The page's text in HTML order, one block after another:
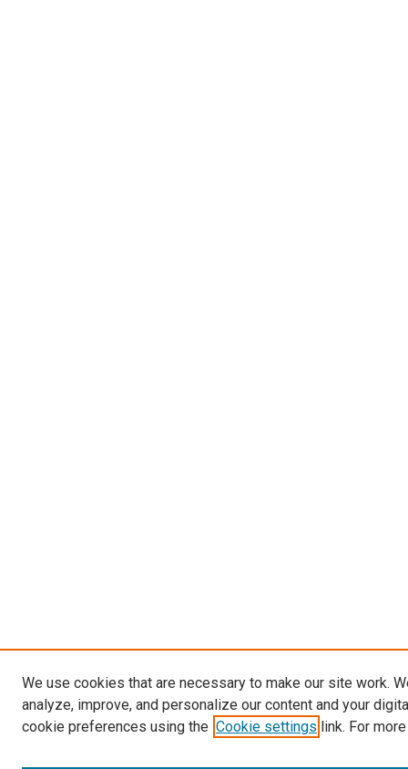
We use cookies that are necessary to make our site work.
analyze, improve, and personalize our content and your
cookie preferences using the Cookie settings link. For